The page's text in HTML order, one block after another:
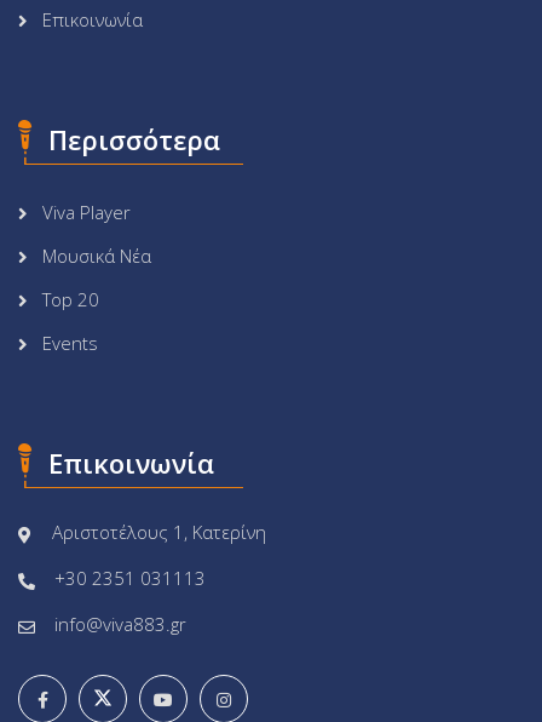
Επικοινωνία
Περισσότερα
Viva Player
Μουσικά Νέα
Top 20
Events
Επικοινωνία
Αριστοτέλους 1, Κατερίνη
+30 2351 031113
info@viva883.gr